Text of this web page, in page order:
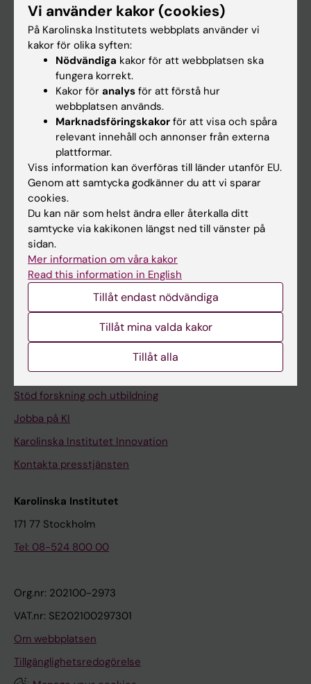
På gång
Nyheter
Kalender
Schema
Studentmejlen
Kurs- och programwebbar
Student på KI
Medarbetarportalen
Universitetsbiblioteket
Stöd forskning och utbildning
Jobba på KI
Karolinska Institutet Innovation
Kontakta presstjänsten
Karolinska Institutet
171 77 Stockholm
Tel: 08-524 800 00
Org.nr: 202100-2973
VAT.nr: SE202100297301
Om webbplatsen
Tillgänglighetsredogörelse
Vi använder kakor (cookies)
På Karolinska Institutets webbplats använder vi
kakor för olika syften:
Nödvändiga kakor för att webbplatsen ska
fungera korrekt.
Kakor för analys för att förstå hur
webbplatsen används.
Marknadsföringskakor för att visa och spåra
relevant innehåll och annonser från externa
plattformar.
Viss information kan överföras till länder utanför EU.
Genom att samtycka godkänner du att vi sparar
cookies.
Du kan när som helst ändra eller återkalla ditt
samtycke via kakikonen längst ned till vänster på
sidan.
Mer information om våra kakor
Read this information in English
Tillåt endast nödvändiga
Tillåt mina valda kakor
Tillåt alla